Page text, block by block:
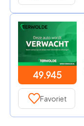
49.945
Favoriet